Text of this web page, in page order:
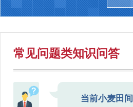
常见问题类知识问答
当前小麦田